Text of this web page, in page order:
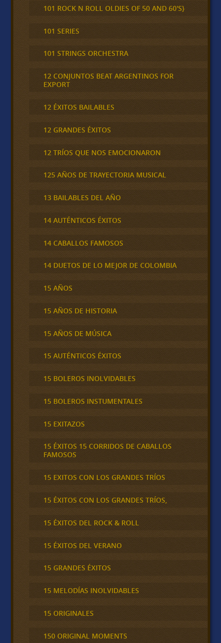
101 ROCK N ROLL OLDIES OF 50 AND 60'S}
101 SERIES
101 STRINGS ORCHESTRA
12 CONJUNTOS BEAT ARGENTINOS FOR
EXPORT
12 ÉXITOS BAILABLES
12 GRANDES ÉXITOS
12 TRÍOS QUE NOS EMOCIONARON
125 AÑOS DE TRAYECTORIA MUSICAL
13 BAILABLES DEL AÑO
14 AUTÉNTICOS ÉXITOS
14 CABALLOS FAMOSOS
14 DUETOS DE LO MEJOR DE COLOMBIA
15 AÑOS
15 AÑOS DE HISTORIA
15 AÑOS DE MÚSICA
15 AUTÉNTICOS ÉXITOS
15 BOLEROS INOLVIDABLES
15 BOLEROS INSTUMENTALES
15 EXITAZOS
15 ÉXITOS 15 CORRIDOS DE CABALLOS
FAMOSOS
15 EXITOS CON LOS GRANDES TRÍOS
15 ÉXITOS CON LOS GRANDES TRÍOS,
15 ÉXITOS DEL ROCK & ROLL
15 ÉXITOS DEL VERANO
15 GRANDES ÉXITOS
15 MELODÍAS INOLVIDABLES
15 ORIGINALES
150 ORIGINAL MOMENTS